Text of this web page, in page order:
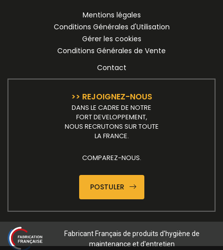
Mentions légales
Conditions Générales d'Utilisation
Gérer les cookies
Conditions Générales de Vente
Contact
>> REJOIGNEZ-NOUS
DANS LE CADRE DE NOTRE
FORT DEVELOPPEMENT,
NOUS RECRUTONS SUR TOUTE
LA FRANCE.
COMPAREZ-NOUS.
POSTULER
Fabricant Français de produits d'hygiène de
maintenance et d'entretien